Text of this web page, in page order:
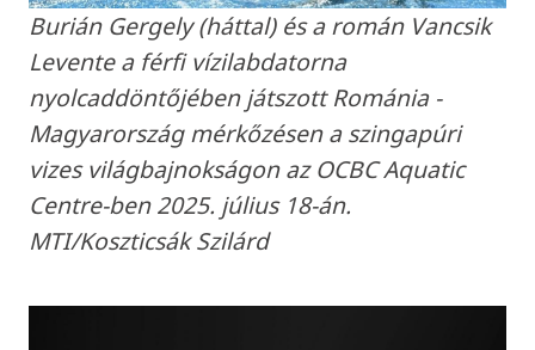
Burián Gergely (háttal) és a román Vancsik
Levente a férfi vízilabdatorna
nyolcaddöntőjében játszott Románia -
Magyarország mérkőzésen a szingapúri
vizes világbajnokságon az OCBC Aquatic
Centre-ben 2025. július 18-án.
MTI/Koszticsák Szilárd